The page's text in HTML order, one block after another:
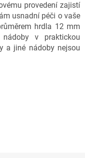
provedení zajistí
usnadní péči o vaše
hrdla 12 mm
v praktickou
a jiné nádoby nejsou